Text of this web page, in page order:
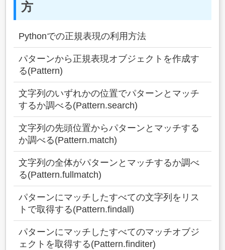
方
Pythonでの正規表現の利用方法
パターンから正規表現オブジェクトを作成す
る(Pattern)
文字列のいずれかの位置でパターンとマッチ
するか調べる(Pattern.search)
文字列の先頭位置からパターンとマッチする
か調べる(Pattern.match)
文字列の全体がパターンとマッチするか調べ
る(Pattern.fullmatch)
パターンにマッチしたすべての文字列をリス
トで取得する(Pattern.findall)
パターンにマッチしたすべてのマッチオブジ
ェクトを取得する(Pattern.finditer)